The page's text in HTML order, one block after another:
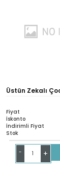
Üstün Zekalı
Fiyat
İskonto
İndirimli Fiyat
Stok
- +